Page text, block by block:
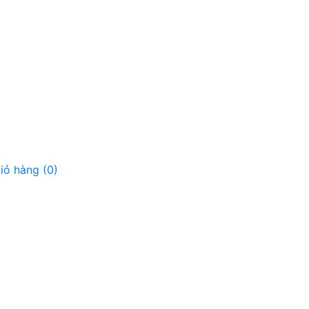
hàng (0)